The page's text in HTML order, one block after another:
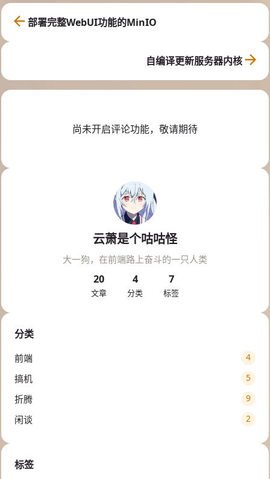
云萧是个咕咕怪
大一狗，在前端路上奋斗的一只人类
20
文章
4
分类
7
标签
分类
前端 4
搞机 5
折腾 9
闲谈 2
标签
部署完整WebUI功能的MinIO
自编译更新服务器内核
尚未开启评论功能，敬请期待